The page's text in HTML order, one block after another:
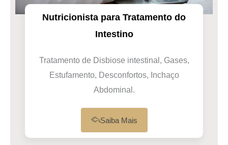
Nutricionista para Tratamento do
Intestino
Tratamento de Disbiose intestinal, Gases,
Estufamento, Desconfortos, Inchaço
Abdominal.
Saiba Mais